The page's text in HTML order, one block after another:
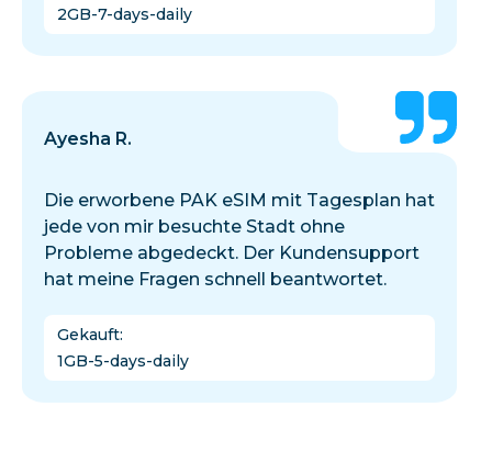
2GB-7-days-daily
Ayesha R.
Die erworbene PAK eSIM mit Tagesplan hat
jede von mir besuchte Stadt ohne
Probleme abgedeckt. Der Kundensupport
hat meine Fragen schnell beantwortet.
Gekauft:
1GB-5-days-daily